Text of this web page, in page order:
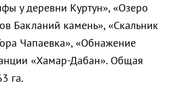
у деревни Куртун», «Озеро
Бакланий камень», «Скальник
Чапаевка», «Обнажение
«Хамар-Дабан». Общая
га.